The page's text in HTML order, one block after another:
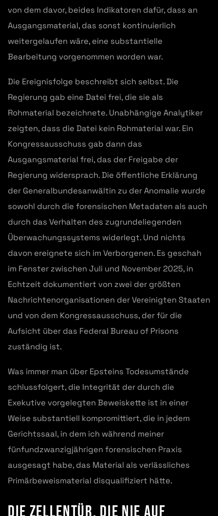
von dem davor, beides Indikatoren dafür, dass an
Ausgangsmaterial, das sonst kontinuierlich
weitergelaufen wäre, eine substantielle
Bearbeitung vorgenommen worden war.
Die Ereignisfolge beschreibt sich selbst. Die
Regierung gab eine Datei frei, die sie als
Rohmaterial bezeichnete. Unabhängige Analytiker
zeigten, dass die Datei kein Rohmaterial war. Ein
Kongressausschuss gab dann das
Ausgangsmaterial frei, das der Freigabe der
Regierung widersprach. Die öffentliche Erklärung
der Generalbundesanwältin zu der Anomalie wurde
sowohl durch die forensischen Metadaten als auch
durch das Verhalten des zugrundeliegenden
Überwachungssystems widerlegt. Und nichts
davon ereignete sich im Verborgenen. Es geschah
im Fenster zwischen Juli und November 2025, in
Echtzeit dokumentiert von zwei der größten
Nachrichtenorganisationen der Vereinigten Staaten
und von dem Kongressausschuss, der für die
Aufsicht über das Federal Bureau of Prisons
zuständig ist.
Was immer man über Epsteins Todesumstände
schlussfolgert, die Integrität der durch die
Exekutive vorgelegten Beweiskette ist in einer
Weise substantiell kompromittiert, die in jedem
Gerichtssaal, in dem ich während meiner
fünfundzwanzigjährigen forensischen Praxis
ausgesagt habe, das Material als verlässliches
Primärbeweismaterial disqualifiziert hätte.